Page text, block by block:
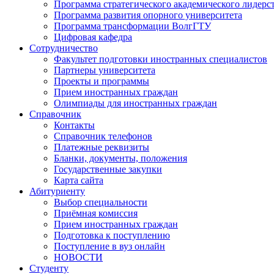
Программа стратегического академического
Программа развития опорного университета
Программа трансформации ВолгГТУ
Цифровая кафедра
Сотрудничество
Факультет подготовки иностранных специалистов
Партнеры университета
Проекты и программы
Прием иностранных граждан
Олимпиады для иностранных граждан
Справочник
Контакты
Справочник телефонов
Платежные реквизиты
Бланки, документы, положения
Государственные закупки
Карта сайта
Абитуриенту
Выбор специальности
Приёмная комиссия
Прием иностранных граждан
Подготовка к поступлению
Поступление в вуз онлайн
НОВОСТИ
Студенту